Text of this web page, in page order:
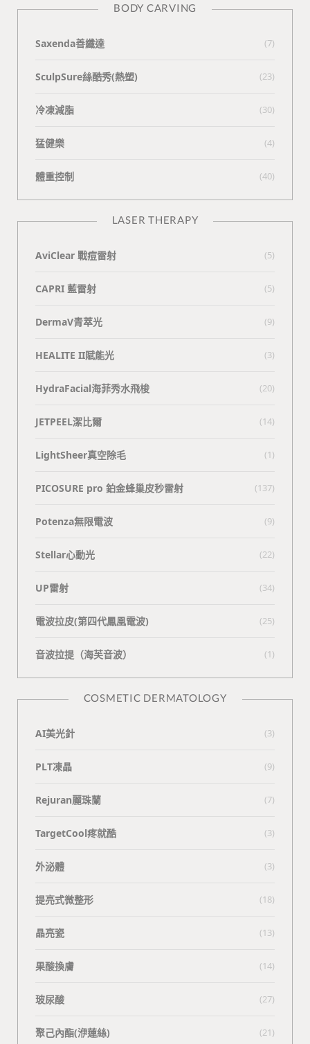
BODY CARVING
Saxenda善纖達 (7)
SculpSure絲酷秀(熱塑) (23)
冷凍減脂 (30)
猛健樂 (4)
體重控制 (40)
LASER THERAPY
AviClear 戰痘雷射 (5)
CAPRI 藍雷射 (5)
DermaV青萃光 (9)
HEALITE II賦能光 (3)
HydraFacial海菲秀水飛梭 (20)
JETPEEL潔比爾 (14)
LightSheer真空除毛 (1)
PICOSURE pro 鉑金蜂巢皮秒雷射 (137)
Potenza無限電波 (9)
Stellar心動光 (22)
UP雷射 (34)
電波拉皮(第四代鳳凰電波) (25)
⾳波拉提（海芙⾳波） (1)
COSMETIC DERMATOLOGY
AI美光針 (3)
PLT凍晶 (9)
Rejuran麗珠蘭 (7)
TargetCool疼就酷 (3)
外泌體 (3)
提亮式微整形 (18)
晶亮瓷 (13)
果酸換膚 (14)
玻尿酸 (27)
聚己內酯(洢蓮絲) (21)